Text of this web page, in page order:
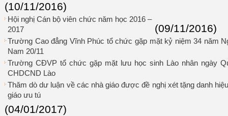
(10/11/2016)
Hội nghị Cán bộ viên chức năm học 2016 –
2017
(09/11/2016)
Trường Cao đẳng Vĩnh Phúc tổ chức gặp mặt kỷ niệm 34 năm
Nam 20/11
Trường CĐVP tổ chức gặp mặt lưu học sinh Lào nhân ngày
CHDCND Lào
Thăm dò dư luận về các nhà giáo được đề nghị xét tặng danh
giáo ưu tú
(04/01/2017)